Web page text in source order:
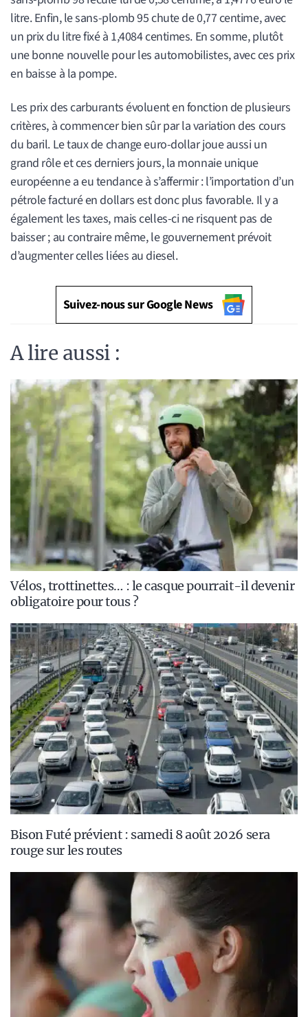
litre. Enfin, le sans-plomb 95 chute de 0,77 centime, avec
un prix du litre fixé à 1,4084 centimes. En somme, plutôt
une bonne nouvelle pour les automobilistes, avec ces prix
en baisse à la pompe.
Les prix des carburants évoluent en fonction de plusieurs
critères, à commencer bien sûr par la variation des cours
du baril. Le taux de change euro-dollar joue aussi un
grand rôle et ces derniers jours, la monnaie unique
européenne a eu tendance à s’affermir : l’importation d’un
pétrole facturé en dollars est donc plus favorable. Il y a
également les taxes, mais celles-ci ne risquent pas de
baisser ; au contraire même, le gouvernement prévoit
d’augmenter celles liées au diesel.
Suivez-nous sur Google News
A lire aussi :
Vélos, trottinettes… : le casque pourrait-il devenir
obligatoire pour tous ?
Bison Futé prévient : samedi 8 août 2026 sera
rouge sur les routes